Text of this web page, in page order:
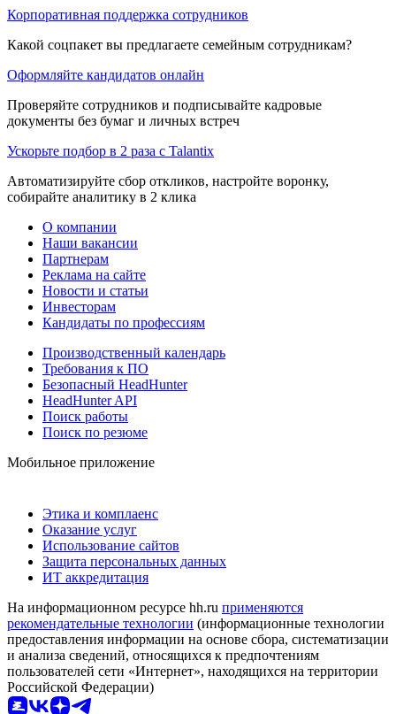
Корпоративная поддержка сотрудников
Какой соцпакет вы предлагаете семейным сотрудникам?
Оформляйте кандидатов онлайн
Проверяйте сотрудников и подписывайте кадровые
документы без бумаг и личных встреч
Ускорьте подбор в 2 раза с Talantix
Автоматизируйте сбор откликов, настройте воронку,
собирайте аналитику в 2 клика
О компании
Наши вакансии
Партнерам
Реклама на сайте
Новости и статьи
Инвесторам
Кандидаты по профессиям
Производственный календарь
Требования к ПО
Безопасный HeadHunter
HeadHunter API
Поиск работы
Поиск по резюме
Мобильное приложение
Этика и комплаенс
Оказание услуг
Использование сайтов
Защита персональных данных
ИТ аккредитация
На информационном ресурсе hh.ru применяются
рекомендательные технологии (информационные технологии
предоставления информации на основе сбора, систематизации
и анализа сведений, относящихся к предпочтениям
пользователей сети «Интернет», находящихся на территории
Российской Федерации)